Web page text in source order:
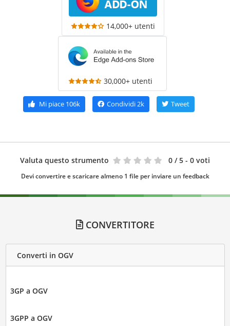
14,000+ utenti
30,000+ utenti
Mi piace 106k Condividi2k Tweet
Valuta questo strumento 0 / 5 - 0 voti
Devi convertire e scaricare almeno 1 file per inviare un feedback
CONVERTITORE
Converti in OGV
3GP a OGV
3GPP a OGV